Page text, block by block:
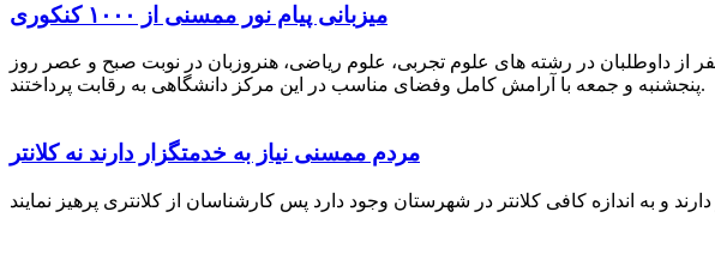
میزبانی پیام نور ممسنی از ۱۰۰۰ کنکوری
رحمانی سرپرست دانشگاه پیام نور ممسنی در خصوص برگزاری کنکور سراسری اظهار داشت: 1000 نفر از داوطلبان در رشته های علوم تجربی، علوم ریاضی، هنروزبان در نوبت صبح و عصر روز
پنجشنبه و جمعه با آرامش کامل وفضای مناسب در این مرکز دانشگاهی به رقابت پرداختند.
مردم ممسنی نیاز به خدمتگزار دارند نه کلانتر